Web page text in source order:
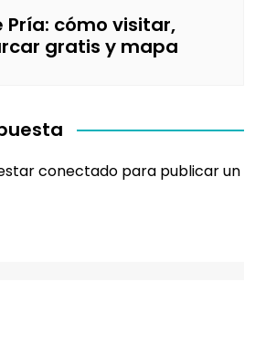
Pría: cómo visitar,
gratis y mapa
conectadopara publicar un